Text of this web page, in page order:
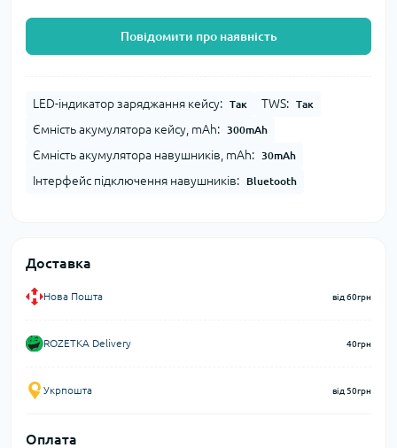
Повідомити про наявність
LED-індикатор заряджання кейсу: Так TWS: Так
Ємність акумулятора кейсу, mAh: 300mAh
Ємність акумулятора навушників, mAh: 30mAh
Інтерфейс підключення навушників: Bluetooth
Доставка
Нова Пошта від 60грн
ROZETKA Delivery 40грн
Укрпошта від 50грн
Оплата